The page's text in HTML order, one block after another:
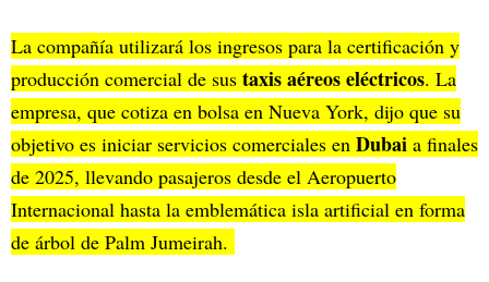
La compañía utilizará los ingresos para la certificación y
producción comercial de sus taxis aéreos eléctricos. La
empresa, que cotiza en bolsa en Nueva York, dijo que su
objetivo es iniciar servicios comerciales en Dubai a finales
de 2025, llevando pasajeros desde el Aeropuerto
Internacional hasta la emblemática isla artificial en forma
de árbol de Palm Jumeirah.